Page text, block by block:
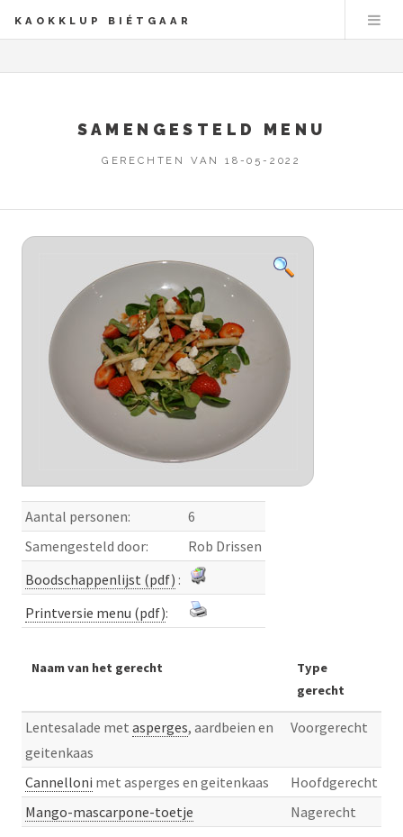
KAOKKLUP BIÉTGAAR
SAMENGESTELD MENU
GERECHTEN VAN 18-05-2022
Aantal personen:
6
Samengesteld door:
Rob Drissen
Boodschappenlijst (pdf) :
Printversie menu (pdf):
Naam van het gerecht
Type
gerecht
Lentesalade met asperges, aardbeien en
geitenkaas
Voorgerecht
Cannelloni met asperges en geitenkaas
Hoofdgerecht
Mango-mascarpone-toetje
Nagerecht